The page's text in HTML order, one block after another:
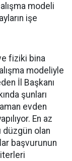
modeli
işe
fiziki bina
modeliyle
İl Başkanı
şunları
evden
En az
düzgün olan
başvurunun